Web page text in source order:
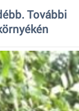
További